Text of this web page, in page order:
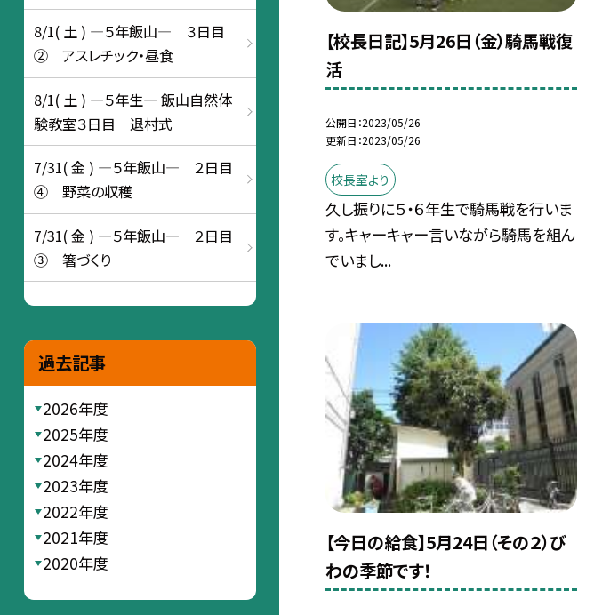
【校長日記】5月26日（金）騎馬戦復
活
公開日 2023/05/26
更新日 2023/05/26
校長室より
久し振りに５・６年生で騎馬戦を行いま
す。キャーキャー言いながら騎馬を組ん
でいまし...
【今日の給食】5月24日（その２）び
わの季節です！
8/1( 土 ) ―５年飯山― ３日目
② アスレチック・昼食
8/1( 土 ) ―５年生― 飯山自然体
験教室３日目 退村式
7/31( 金 ) ―５年飯山― ２日目
④ 野菜の収穫
7/31( 金 ) ―５年飯山― ２日目
③ 箸づくり
過去記事
2026年度
2025年度
2024年度
2023年度
2022年度
2021年度
2020年度